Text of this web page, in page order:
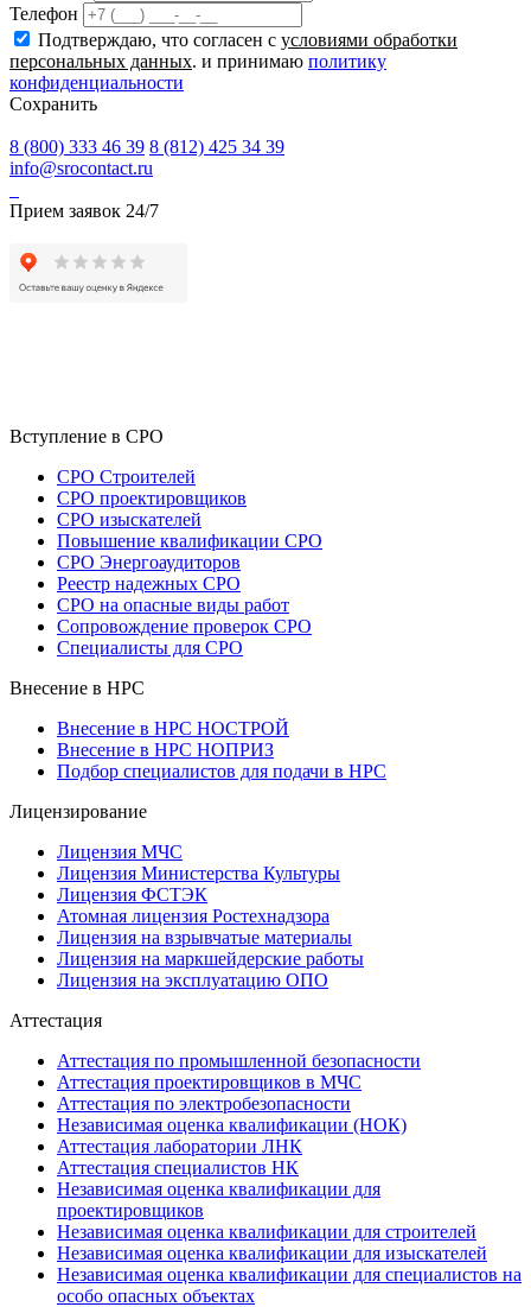
Телефон
Подтверждаю, что согласен с условиями обработки
персональных данных. и принимаю политику
конфиденциальности
Сохранить
8 (800) 333 46 39 8 (812) 425 34 39
info@srocontact.ru
Прием заявок 24/7
Вступление в СРО
СРО Строителей
СРО проектировщиков
СРО изыскателей
Повышение квалификации СРО
СРО Энергоаудиторов
Реестр надежных СРО
СРО на опасные виды работ
Сопровождение проверок СРО
Специалисты для СРО
Внесение в НРС
Внесение в НРС НОСТРОЙ
Внесение в НРС НОПРИЗ
Подбор специалистов для подачи в НРС
Лицензирование
Лицензия МЧС
Лицензия Министерства Культуры
Лицензия ФСТЭК
Атомная лицензия Ростехнадзора
Лицензия на взрывчатые материалы
Лицензия на маркшейдерские работы
Лицензия на эксплуатацию ОПО
Аттестация
Аттестация по промышленной безопасности
Аттестация проектировщиков в МЧС
Аттестация по электробезопасности
Независимая оценка квалификации (НОК)
Аттестация лаборатории ЛНК
Аттестация специалистов НК
Независимая оценка квалификации для
проектировщиков
Независимая оценка квалификации для строителей
Независимая оценка квалификации для изыскателей
Независимая оценка квалификации для специалистов на
особо опасных объектах